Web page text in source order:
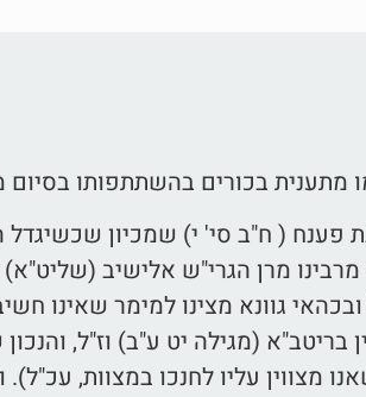
מתענית בכורים בהשתתפותו
פענח ( ח"ב סי' י) שמכיון שכשיגדל
מרן הגרי"ש אלישיב
גוונא מצינו למימר שאינו
בריטב"א (מגילה יט ע"ב) וז"ל,
מצווין עליו לחנכו במצוות, עכ"ל).